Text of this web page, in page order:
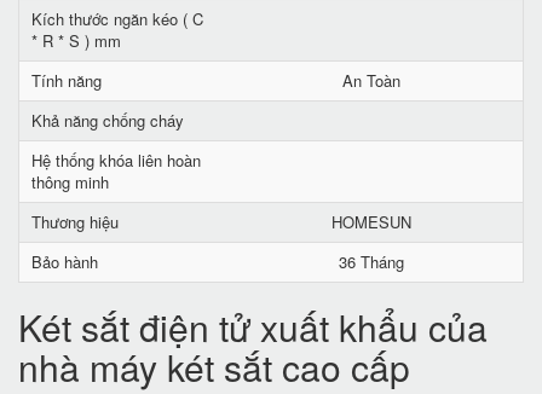
Kích thước ngăn kéo ( C
* R * S ) mm
Tính năng
An Toàn
Khả năng chống cháy
Hệ thống khóa liên hoàn
thông minh
Thương hiệu
HOMESUN
Bảo hành
36 Tháng
Két sắt điện tử xuất khẩu của
nhà máy két sắt cao cấp